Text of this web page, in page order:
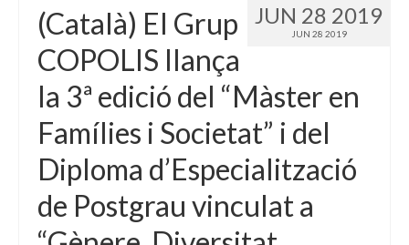
JUN 28 2019
JUN 28 2019
(Català) El Grup
COPOLIS llança
la 3ª edició del “Màster en
Famílies i Societat” i del
Diploma d’Especialització
de Postgrau vinculat a